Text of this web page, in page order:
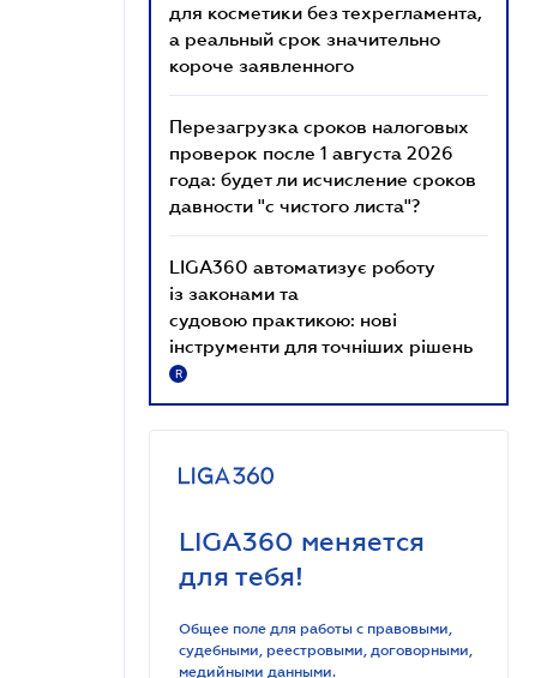
для косметики без техрегламента,
а реальный срок значительно
короче заявленного
Перезагрузка сроков налоговых
проверок после 1 августа 2026
года: будет ли исчисление сроков
давности "с чистого листа"?
LIGA360 автоматизує роботу
із законами та
судовою практикою: нові
інструменти для точніших рішень
R
LIGA360 меняется
для тебя!
Общее поле для работы с правовыми,
судебными, реестровыми, договорными,
медийными данными.